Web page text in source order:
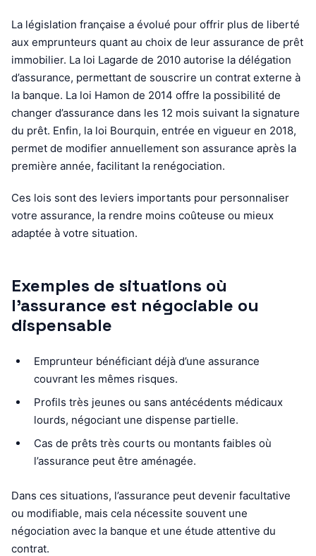
La législation française a évolué pour offrir plus de liberté
aux emprunteurs quant au choix de leur assurance de prêt
immobilier. La loi Lagarde de 2010 autorise la délégation
d’assurance, permettant de souscrire un contrat externe à
la banque. La loi Hamon de 2014 offre la possibilité de
changer d’assurance dans les 12 mois suivant la signature
du prêt. Enfin, la loi Bourquin, entrée en vigueur en 2018,
permet de modifier annuellement son assurance après la
première année, facilitant la renégociation.
Ces lois sont des leviers importants pour personnaliser
votre assurance, la rendre moins coûteuse ou mieux
adaptée à votre situation.
Exemples de situations où
l’assurance est négociable ou
dispensable
Emprunteur bénéficiant déjà d’une assurance
couvrant les mêmes risques.
Profils très jeunes ou sans antécédents médicaux
lourds, négociant une dispense partielle.
Cas de prêts très courts ou montants faibles où
l’assurance peut être aménagée.
Dans ces situations, l’assurance peut devenir facultative
ou modifiable, mais cela nécessite souvent une
négociation avec la banque et une étude attentive du
contrat.